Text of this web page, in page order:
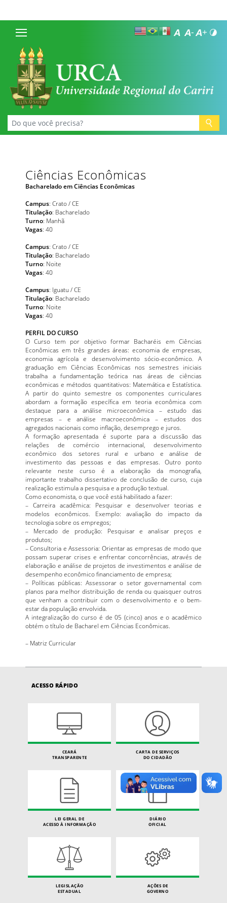
Ciências Econômicas
Bacharelado em Ciências Econômicas
Campus: Crato / CE
Titulação: Bacharelado
Turno: Manhã
Vagas: 40
Campus: Crato / CE
Titulação: Bacharelado
Turno: Noite
Vagas: 40
Campus: Iguatu / CE
Titulação: Bacharelado
Turno: Noite
Vagas: 40
PERFIL DO CURSO
O Curso tem por objetivo formar Bacharéis em Ciências
Econômicas em três grandes áreas: economia de empresas,
economia agrícola e desenvolvimento sócio-econômico. A
graduação em Ciências Econômicas nos semestres iniciais
trabalha a fundamentação teórica nas áreas de ciências
econômicas e métodos quantitativos: Matemática e Estatística.
A partir do quinto semestre os componentes curriculares
abordam a formação específica em teoria econômica com
destaque para a análise microeconômica – estudo das
empresas – e análise macroeconômica – estudos dos
agregados nacionais como inflação, desemprego e juros.
A formação apresentada é suporte para a discussão das
relações de comércio internacional, desenvolvimento
econômico dos setores rural e urbano e análise de
investimento das pessoas e das empresas. Outro ponto
relevante neste curso é a elaboração da monografia,
importante trabalho dissertativo de conclusão de curso, cuja
realização estimula a pesquisa e a produção textual.
Como economista, o que você está habilitado a fazer:
– Carreira acadêmica: Pesquisar e desenvolver teorias e
modelos econômicos. Exemplo: avaliação do impacto da
tecnologia sobre os empregos;
– Mercado de produção: Pesquisar e analisar preços e
produtos;
– Consultoria e Assessoria: Orientar as empresas de modo que
possam superar crises e enfrentar concorrências, através de
elaboração e análise de projetos de investimentos e análise de
desempenho econômico financiamento de empresa;
– Políticas públicas: Assessorar o setor governamental com
planos para melhor distribuição de renda ou quaisquer outros
que venham a contribuir com o desenvolvimento e o bem-
estar da população envolvida.
A integralização do curso é de 05 (cinco) anos e o acadêmico
obtém o título de Bacharel em Ciências Econômicas.
– Matriz Curricular
ACESSO RÁPIDO
CEARÁ
TRANSPARENTE
CARTA DE SERVIÇOS
DO CIDADÃO
LEI GERAL DE
ACESSO À INFORMAÇÃO
DIÁRIO
OFICIAL
LEGISLAÇÃO
ESTADUAL
AÇÕES DE
GOVERNO